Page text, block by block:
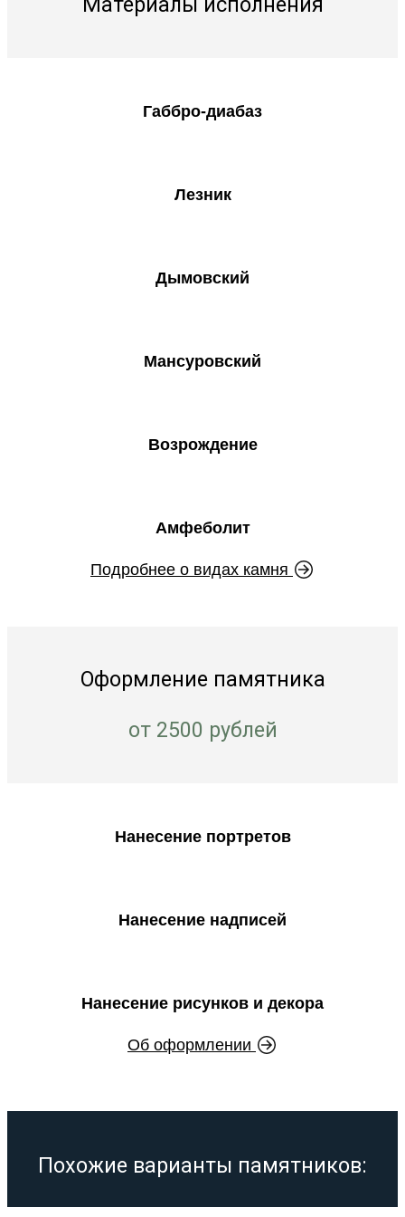
Габбро-диабаз
Лезник
Дымовский
Мансуровский
Возрождение
Амфеболит
Подробнее о видах камня
Оформление памятника
от 2500 рублей
Нанесение портретов
Нанесение надписей
Нанесение рисунков и декора
Об оформлении
Похожие варианты памятников: